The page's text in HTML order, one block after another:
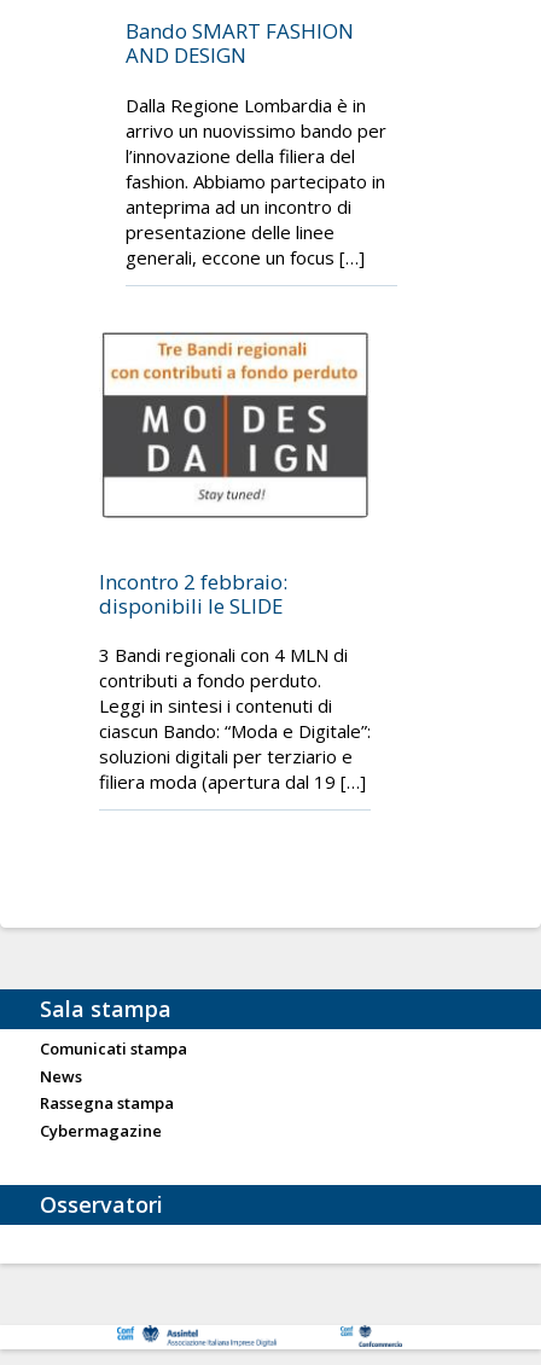
Bando SMART FASHION
AND DESIGN
Dalla Regione Lombardia è in
arrivo un nuovissimo bando per
l’innovazione della filiera del
fashion. Abbiamo partecipato in
anteprima ad un incontro di
presentazione delle linee
generali, eccone un focus […]
Incontro 2 febbraio:
disponibili le SLIDE
3 Bandi regionali con 4 MLN di
contributi a fondo perduto.
Leggi in sintesi i contenuti di
ciascun Bando: “Moda e Digitale”:
soluzioni digitali per terziario e
filiera moda (apertura dal 19 […]
Sala stampa
Comunicati stampa
News
Rassegna stampa
Cybermagazine
Osservatori